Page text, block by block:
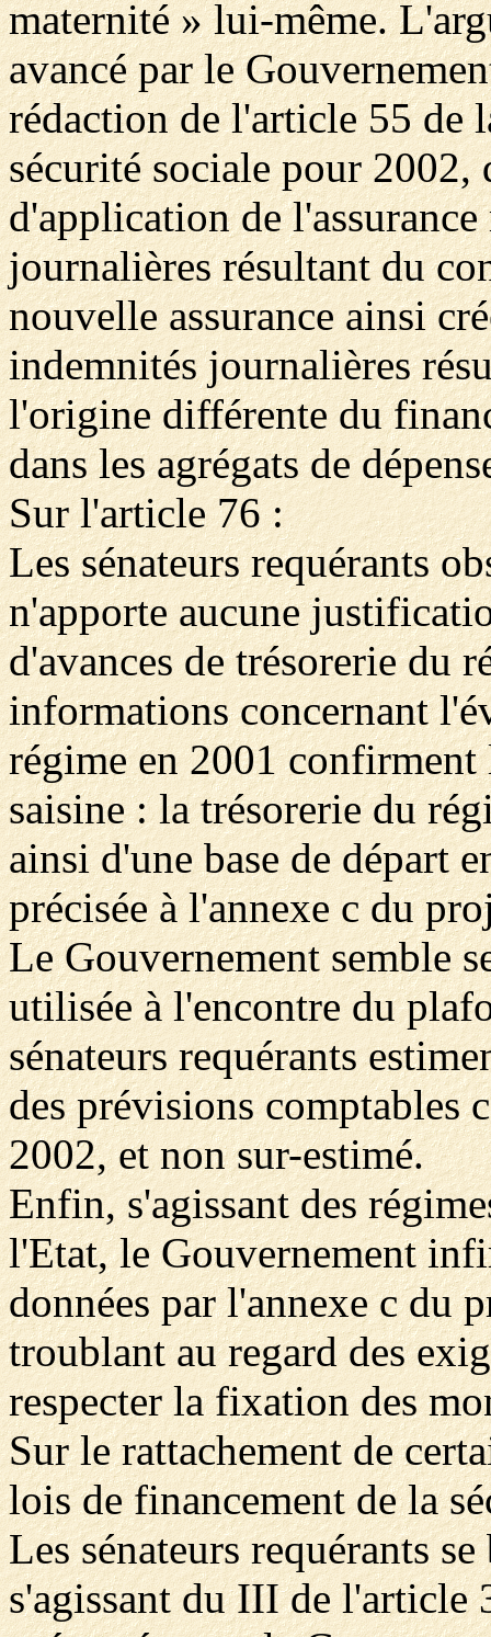
maternité » lui-même.
avancé par le
rédaction de l'article 55 de
sécurité sociale pour 2002,
d'application de
journalières résultant du
nouvelle assurance ainsi
indemnités journalières
l'origine différente du
dans les agrégats de
Sur l'article 76 :
Les sénateurs requérants
n'apporte aucune
d'avances de trésorerie du
informations concernant
régime en 2001
saisine : la trésorerie du
ainsi d'une base de départ
précisée à l'annexe c du
Le Gouvernement semble
utilisée à l'encontre du
sénateurs requérants
des prévisions comptables
2002, et non sur-estimé.
Enfin, s'agissant des
l'Etat, le Gouvernement
données par l'annexe c du
troublant au regard des
respecter la fixation des
Sur le rattachement de
lois de financement de la
Les sénateurs requérants
s'agissant du III de l'article